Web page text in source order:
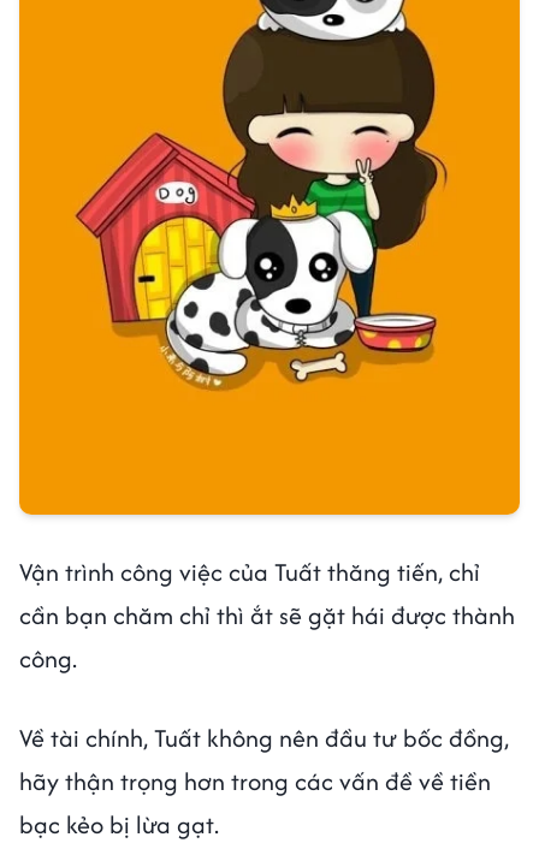
Vận trình công việc của Tuất thăng tiến, chỉ
cần bạn chăm chỉ thì ắt sẽ gặt hái được thành
công.
Về tài chính, Tuất không nên đầu tư bốc đồng,
hãy thận trọng hơn trong các vấn đề về tiền
bạc kẻo bị lừa gạt.